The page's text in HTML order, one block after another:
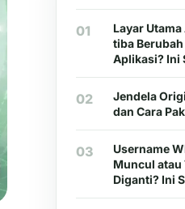
01
Layar
tiba
Aplikasi? Ini
02
Jendela
dan Cara
03
Username
Muncul atau
Diganti? Ini